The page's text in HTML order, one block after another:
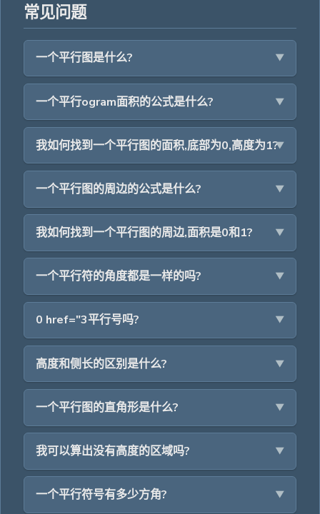
常见问题
一个平行图是什么?
一个平行ogram面积的公式是什么?
我如何找到一个平行图的面积,底部为0,高度为1?
一个平行图的周边的公式是什么?
我如何找到一个平行图的周边,面积是0和1?
一个平行符的角度都是一样的吗?
0 href="3平行号吗?
高度和侧长的区别是什么?
一个平行图的直角形是什么?
我可以算出没有高度的区域吗?
一个平行符号有多少方角?